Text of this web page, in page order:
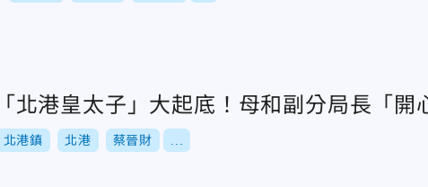
北港皇太子」大起底！母和副分局長「開
北港鎮 北港 蔡晉財